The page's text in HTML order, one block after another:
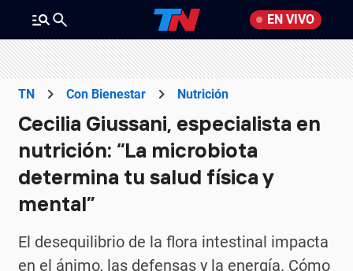
EN VIVO
TN Con Bienestar Nutrición
Cecilia Giussani, especialista en
nutrición: “La microbiota
determina tu salud física y
mental”
El desequilibrio de la flora intestinal impacta
en el ánimo, las defensas y la energía. Cómo